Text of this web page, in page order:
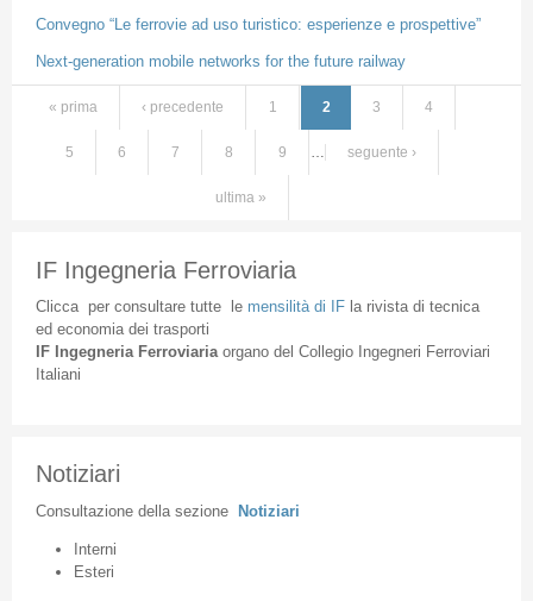
Convegno “Le ferrovie ad uso turistico: esperienze e prospettive”
Next-generation mobile networks for the future railway
Pagine
« prima ‹ precedente 1 2 3 4
5 6 7 8 9 … seguente ›
ultima »
IF Ingegneria Ferroviaria
Cliccaper consultare tuttele mensilità di IFla rivista di tecnica
ed economia dei trasporti
IF Ingegneria Ferroviaria organodel Collegio Ingegneri Ferroviari
Italiani
Notiziari
Consultazione della sezione Notiziari
Interni
Esteri